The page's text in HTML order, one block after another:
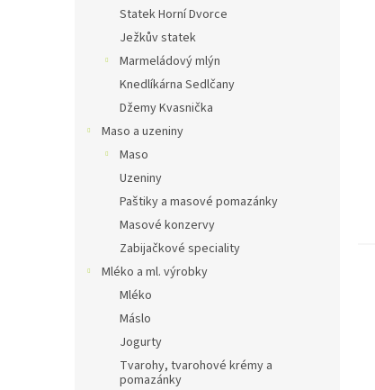
Statek Horní Dvorce
Ježkův statek
Marmeládový mlýn
Knedlíkárna Sedlčany
Džemy Kvasnička
Maso a uzeniny
Maso
Uzeniny
Paštiky a masové pomazánky
Masové konzervy
Zabijačkové speciality
Mléko a ml. výrobky
Mléko
Máslo
Jogurty
Tvarohy, tvarohové krémy a
pomazánky